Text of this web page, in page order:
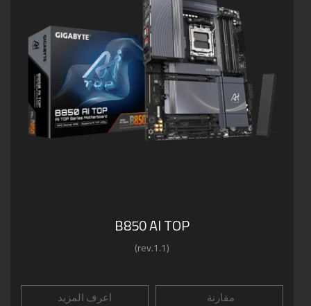
B850 AI TOP
(rev.1.1)
اعرف المزيد مقارنة